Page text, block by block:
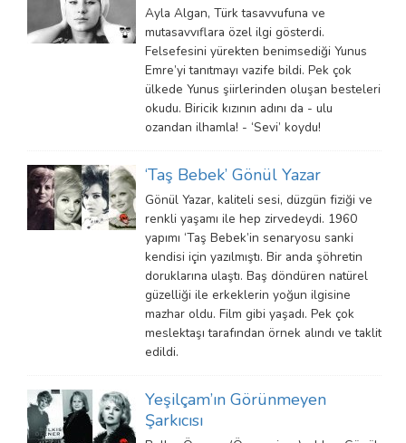
Ayla Algan, Türk tasavvufuna ve
mutasavvıflara özel ilgi gösterdi.
Felsefesini yürekten benimsediği Yunus
Emre’yi tanıtmayı vazife bildi. Pek çok
ülkede Yunus şiirlerinden oluşan besteleri
okudu. Biricik kızının adını da - ulu
ozandan ilhamla! - ‘Sevi’ koydu!
‘Taş Bebek’ Gönül Yazar
Gönül Yazar, kaliteli sesi, düzgün fiziği ve
renkli yaşamı ile hep zirvedeydi. 1960
yapımı ‘Taş Bebek’in senaryosu sanki
kendisi için yazılmıştı. Bir anda şöhretin
doruklarına ulaştı. Baş döndüren natürel
güzelliği ile erkeklerin yoğun ilgisine
mazhar oldu. Film gibi yaşadı. Pek çok
meslektaşı tarafından örnek alındı ve taklit
edildi.
Yeşilçam’ın Görünmeyen
Şarkıcısı